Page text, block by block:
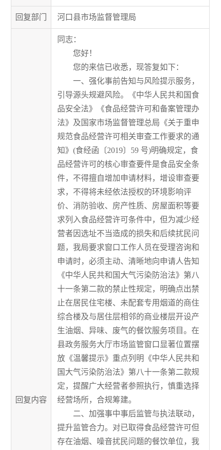
回复部门 河口县市场监督管理局
回复内容
同志：
您好！
您的来信已收悉，现答复如下：
一、强化事前告知与风险提示服务，
引导源头规避风险。
《中华人民共和国食
品安全法》《食品经营许可和备案管理办
法》及国家市场监督管理总局《关于重申
规范食品经营许可相关审查工作要求的通
知》(食经函 〔2019〕 59 号)明确规定，食
品经营许可的核心审查要件是食品安全条
件，不得擅自增加申请材料，增设审查要
求，不得将未经依法授权的环境影响评
价、消防验收、房产性质、房屋面积等要
求列入食品经营许可条件中，但为减少经
营者因选址不当造成的损失和后续扰民问
题，我局要求窗口工作人员在受理咨询和
申请时，必须主动、清晰地向申请人告知
《中华人民共和国大气污染防治法》第八
十一条第二款的禁止性规定，明确点出禁
止在居民住宅楼、未配套专用烟道的商住
综合楼及与居住层相邻的商业楼层开设产
生油烟、异味、废气的餐饮服务项目。在
县政务服务大厅市场监管窗口显著位置摆
放《温馨提示》重点列明《中华人民共和
国大气污染防治法》第八十一条第二款规
定，提醒广大经营者参照执行，慎重选择
经营场所，合规筹建。
二、加强事中事后监管与执法联动，
提升监管合力。 对已取得食品经营许可但
存在油烟、噪音扰民问题的餐饮单位，我